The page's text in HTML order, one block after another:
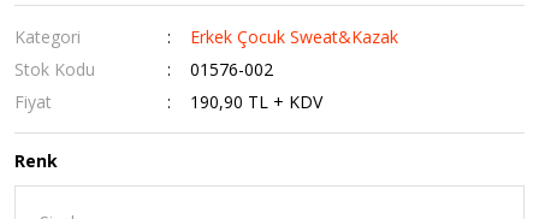
Kategori
Erkek Çocuk Sweat&Kazak
Stok Kodu
01576-002
Fiyat
190,90 TL + KDV
Renk